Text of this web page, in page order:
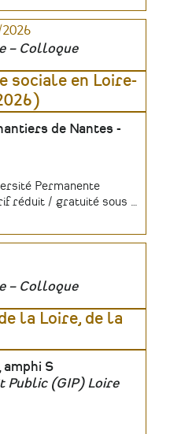
– Colloque
sociale en Loire-
de Nantes -
Permanente
réduit / gratuité sous …
– Colloque
la Loire, de la
amphi S
Public (GIP) Loire